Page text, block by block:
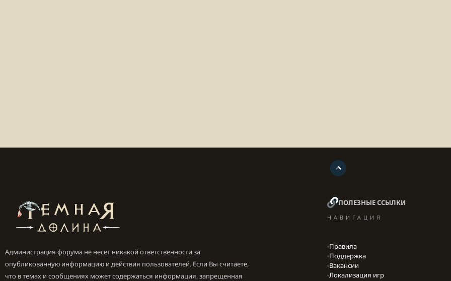
Администрация форума не несет никакой ответственности за
опубликованную информацию и действия пользователей. Если Вы считаете,
что в темах и сообщениях может содержаться информация, запрещенная
ПОЛЕЗНЫЕ ССЫЛКИ
НАВИГАЦИЯ
Правила
Поддержка
Вакансии
Локализация игр